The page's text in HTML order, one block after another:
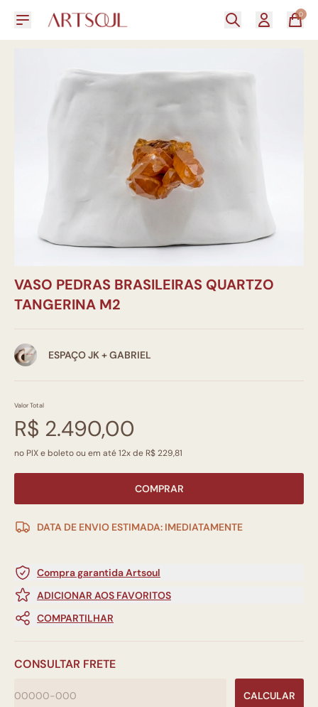
0
VASO PEDRAS BRASILEIRAS QUARTZO
TANGERINA M2
ESPAÇO JK + GABRIEL
Valor Total
R$ 2.490,00
no PIX e boleto ou em até 12x de R$ 229,81
COMPRAR
DATA DE ENVIO ESTIMADA: IMEDIATAMENTE
Compra garantida Artsoul
ADICIONAR AOS FAVORITOS
COMPARTILHAR
CONSULTAR FRETE
CALCULAR